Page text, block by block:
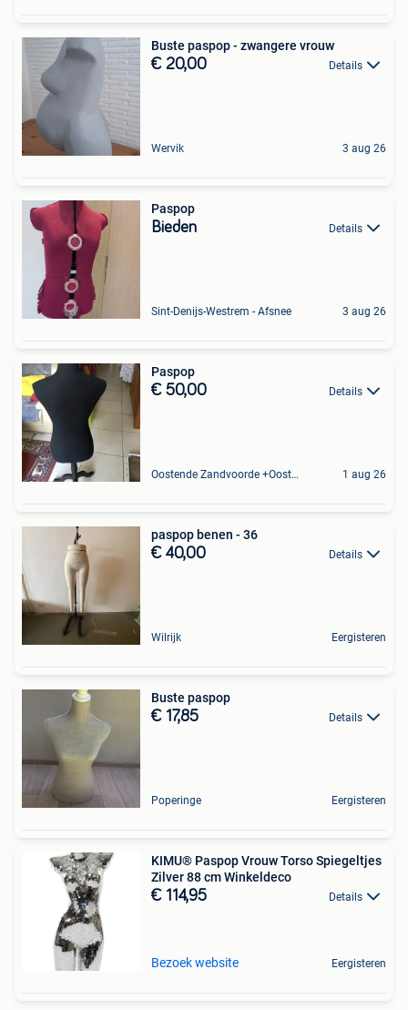
Buste paspop - zwangere vrouw
€ 20,00 Details
Wervik 3 aug 26
Paspop
Bieden Details
Sint-Denijs-Westrem - Afsnee 3 aug 26
Paspop
€ 50,00 Details
Oostende Zandvoorde +Oostende 1 aug 26
paspop benen - 36
€ 40,00 Details
Wilrijk Eergisteren
Buste paspop
€ 17,85 Details
Poperinge Eergisteren
KIMU® Paspop Vrouw Torso Spiegeltjes
Zilver 88 cm Winkeldeco
€ 114,95 Details
Bezoek website Eergisteren